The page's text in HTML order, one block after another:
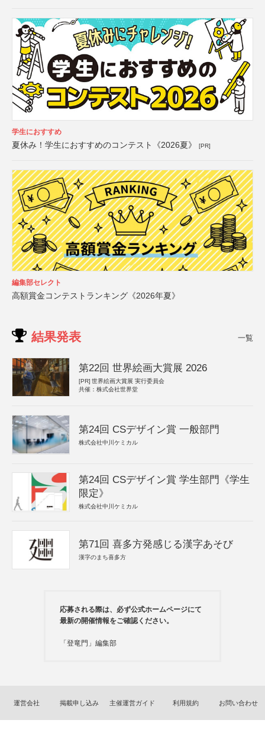
学生におすすめ
夏休み！学生におすすめのコンテスト《2026夏》 [PR]
編集部セレクト
高額賞金コンテストランキング《2026年夏》
結果発表 一覧
第22回 世界絵画大賞展 2026
[PR] 世界絵画大賞展 実行委員会
共催：株式会社世界堂
第24回 CSデザイン賞 一般部門
株式会社中川ケミカル
第24回 CSデザイン賞 学生部門《学生
限定》
株式会社中川ケミカル
第71回 喜多方発感じる漢字あそび
漢字のまち喜多方
応募される際は、必ず公式ホームページにて
最新の開催情報をご確認ください。
「登竜門」編集部
運営会社 掲載申し込み 主催運営ガイド 利用規約 お問い合わせ